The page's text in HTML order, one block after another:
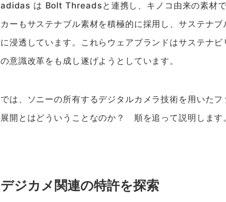
adidas は Bolt Threadsと連携し、キノコ由来の素材
カーもサステナブル素材を積極的に採用し、サステナ
に浸透しています。これらウェアブランドはサステナ
の意識改革をも成し遂げようとしています。
では、ソニーの所有するデジタルカメラ技術を用いた
展開とはどういうことなのか？ 順を追って説明します
デジカメ関連の特許を探索